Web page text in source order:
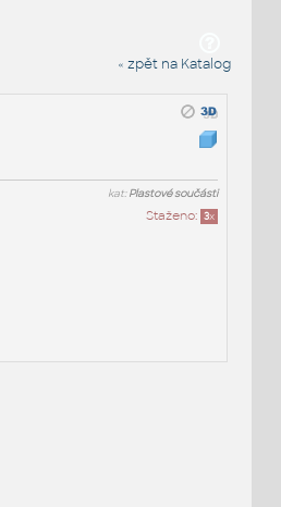
« zpět na Katalog
kat:Plastové součásti
Staženo: 3x